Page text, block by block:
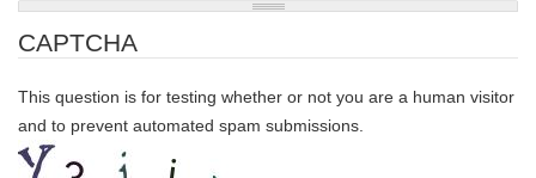
CAPTCHA
This question is for testing whether or not you are a human visitor
and to prevent automated spam submissions.